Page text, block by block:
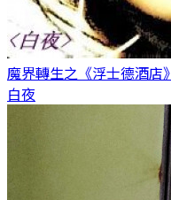
魔界轉生之《浮士德酒店》
白夜